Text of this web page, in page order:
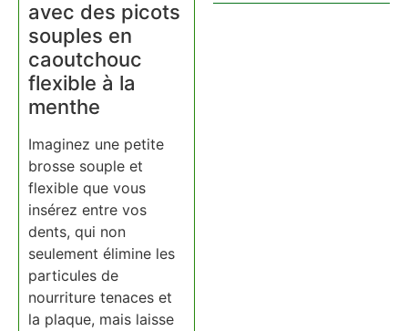
avec des picots
souples en
caoutchouc
flexible à la
menthe
Imaginez une petite
brosse souple et
flexible que vous
insérez entre vos
dents, qui non
seulement élimine les
particules de
nourriture tenaces et
la plaque, mais laisse